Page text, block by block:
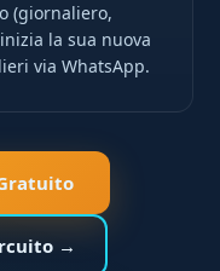
(giornaliero,
la sua nuova
via WhatsApp.
→